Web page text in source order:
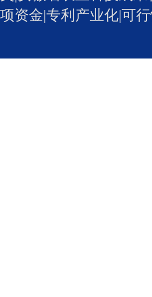
项资金|专利产业化|可